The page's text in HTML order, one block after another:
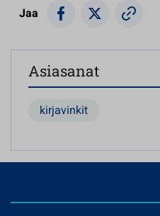
Jaa
Asiasanat
kirjavinkit